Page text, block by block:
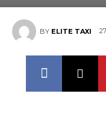
BY ELITE TAXI